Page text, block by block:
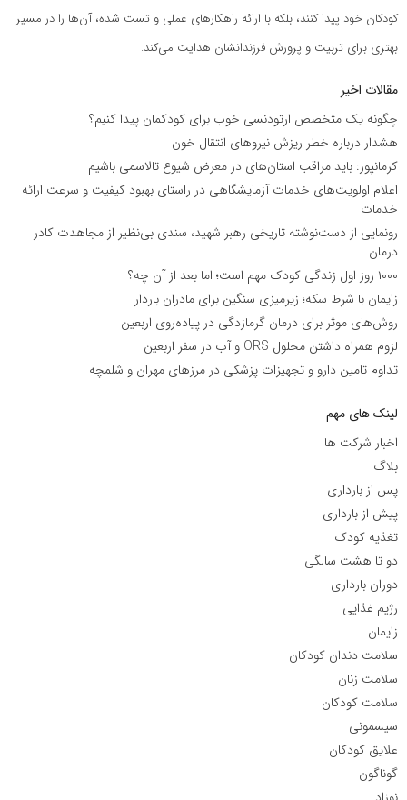
کودکان خود پیدا کنند، بلکه با ارائه راهکارهای عملی و تست شده، آن‌ها را در مسیر
بهتری برای تربیت و پرورش فرزندانشان هدایت می‌کند.
مقالات اخیر
چگونه یک متخصص ارتودنسی خوب برای کودکمان پیدا کنیم؟
هشدار درباره خطر ریزش نیروهای انتقال خون
کرمانپور: باید مراقب استان‌های در معرض شیوع تالاسمی باشیم
اعلام اولویت‌های خدمات آزمایشگاهی در راستای بهبود کیفیت و سرعت ارائه
خدمات
رونمایی از دست‌نوشته تاریخی رهبر شهید، سندی بی‌نظیر از مجاهدت کادر
درمان
۱۰۰۰ روز اول زندگی کودک مهم است؛ اما بعد از آن چه؟
زایمان با شرط سکه؛ زیرمیزی سنگین برای مادران باردار
روش‌های موثر برای درمان گرمازدگی در پیاده‌روی اربعین
لزوم همراه داشتن محلول ORS و آب در سفر اربعین
تداوم تامین دارو و تجهیزات پزشکی در مرزهای مهران و شلمچه
لینک های مهم
اخبار شرکت ها
بلاگ
پس از بارداری
پیش از بارداری
تغذیه کودک
دو تا هشت سالگی
دوران بارداری
رژیم غذایی
زایمان
سلامت دندان کودکان
سلامت زنان
سلامت کودکان
سیسمونی
علایق کودکان
گوناگون